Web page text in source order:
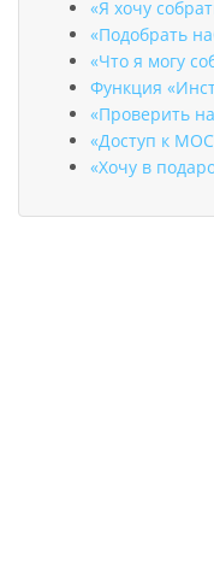
«Я хочу
«Подобрать
«Что я могу
Функция
«Проверить
«Доступ к
«Хочу в